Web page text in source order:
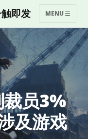
即发 MENU
员3%
及游戏